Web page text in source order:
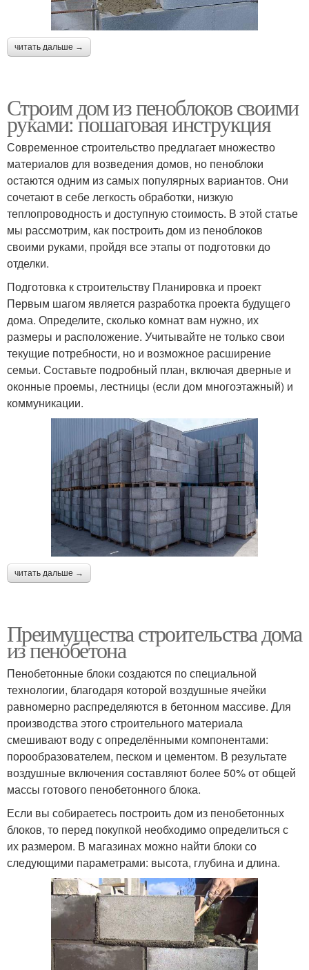
читать дальше →
Строим дом из пеноблоков своими
руками: пошаговая инструкция
Современное строительство предлагает множество
материалов для возведения домов, но пеноблоки
остаются одним из самых популярных вариантов. Они
сочетают в себе легкость обработки, низкую
теплопроводность и доступную стоимость. В этой статье
мы рассмотрим, как построить дом из пеноблоков
своими руками, пройдя все этапы от подготовки до
отделки.
Подготовка к строительству Планировка и проект
Первым шагом является разработка проекта будущего
дома. Определите, сколько комнат вам нужно, их
размеры и расположение. Учитывайте не только свои
текущие потребности, но и возможное расширение
семьи. Составьте подробный план, включая дверные и
оконные проемы, лестницы (если дом многоэтажный) и
коммуникации.
читать дальше →
Преимущества строительства дома
из пенобетона
Пенобетонные блоки создаются по специальной
технологии, благодаря которой воздушные ячейки
равномерно распределяются в бетонном массиве. Для
производства этого строительного материала
смешивают воду с определёнными компонентами:
порообразователем, песком и цементом. В результате
воздушные включения составляют более 50% от общей
массы готового пенобетонного блока.
Если вы собираетесь построить дом из пенобетонных
блоков, то перед покупкой необходимо определиться с
их размером. В магазинах можно найти блоки со
следующими параметрами: высота, глубина и длина.